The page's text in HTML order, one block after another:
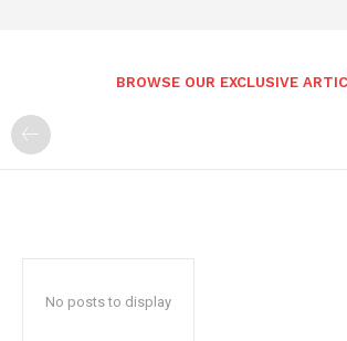
BROWSE OUR EXCLUSIVE
No posts to display